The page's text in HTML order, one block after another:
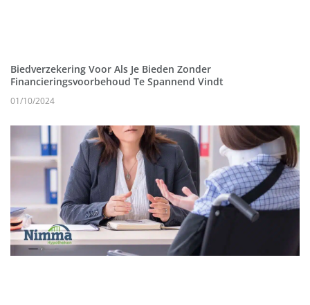
Biedverzekering Voor Als Je Bieden Zonder
Financieringsvoorbehoud Te Spannend Vindt
01/10/2024